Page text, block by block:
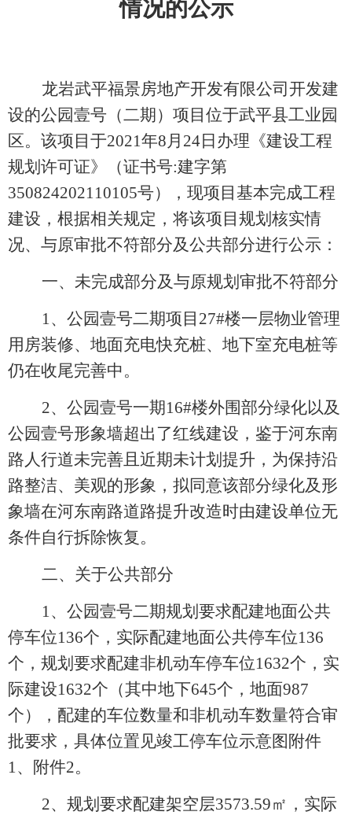
情况的公示
龙岩武平福景房地产开发有限公司开发建
设的公园壹号（二期）项目位于武平县工业园
区。该项目于2021年8月 24日办理《建设工程
规划许可证》（证书号:建字第
350824202110105号），现项目基本完成工程
建设，根据相关规定，将该项目规划核实情
况、与原审批不符部分及公共部分进行公示：
一、 未完成部分及与原规划 审批不符部分
1、 公园壹号二期项目 27#楼一层物业管理
用房装修、地面充电快充桩、地下室充电桩等
仍在收尾完善中。
2、公园壹号一期16#楼外围部分绿化以及
公园壹号形象墙超出了红线建设，鉴于河东南
路人行道未完善且近期未计划提升，为保持沿
路整洁、美观的形象，拟同意该部分绿化及形
象墙在河东南路道路提升改造时由建设单位无
条件自行拆除恢复。
二、关于公共部分
1、 公园壹号二期规划要求配建地面公共
停车位136个，实际配建地面公共停车位136
个，规划要求配建非机动车停车位1632个，实
际建设1632个（其中地下645个，地面987
个），配建的车位数量和非机动车数量符合审
批要求， 具体位置见竣工停车位示意图附件
1、附件2。
2、规划要求配建架空层3573.59㎡，实际